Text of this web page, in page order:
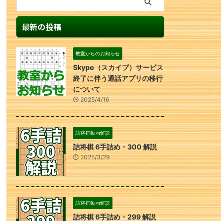
最新の投稿
教室からのお知らせ
Skype（スカイプ）サービス
終了に伴う通話アプリの移行
について
2025/4/16
詰将棋動画解説
詰将棋 6手詰め・300 解説
2025/3/29
詰将棋動画解説
詰将棋 6手詰め・299 解説